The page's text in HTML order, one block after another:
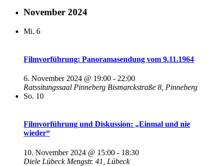
November 2024
Mi. 6
Filmvorführung: Panoramasendung vom 9.11.1964
6. November 2024 @ 19:00 - 22:00
Ratssitungssaal Pinneberg Bismarckstraße 8, Pinneberg
So. 10
Filmvorführung und Diskussion: „Einmal und nie
wieder“
10. November 2024 @ 15:00 - 18:30
Diele Lübeck Mengstr. 41, Lübeck